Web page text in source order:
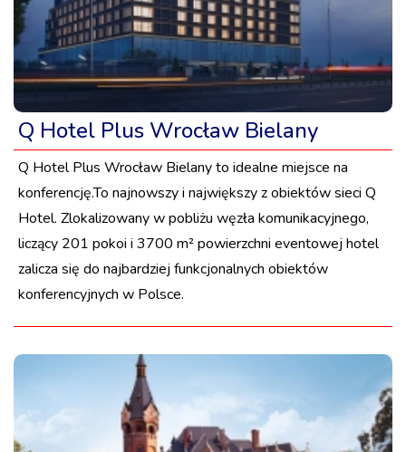
Q Hotel Plus Wrocław Bielany
Q Hotel Plus Wrocław Bielany to idealne miejsce na
konferencję.To najnowszy i największy z obiektów sieci Q
Hotel. Zlokalizowany w pobliżu węzła komunikacyjnego,
liczący 201 pokoi i 3700 m² powierzchni eventowej hotel
zalicza się do najbardziej funkcjonalnych obiektów
konferencyjnych w Polsce.